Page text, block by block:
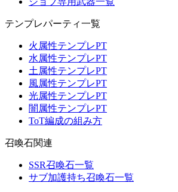
テンプレパーティ一覧
火属性テンプレPT
水属性テンプレPT
土属性テンプレPT
風属性テンプレPT
光属性テンプレPT
闇属性テンプレPT
ToT編成の組み方
召喚石関連
SSR召喚石一覧
サブ加護持ち召喚石一覧